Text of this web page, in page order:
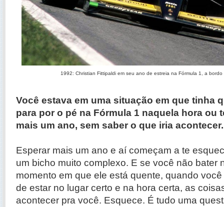
1992: Christian Fittipaldi em seu ano de estreia na Fórmula 1, a bordo
Você estava em uma situação em que tinha
para por o pé na Fórmula 1 naquela hora ou
mais um ano, sem saber o que iria
Esperar mais um ano e aí começam a te
um bicho muito complexo. E se você não bater
momento em que ele está quente, quando
de estar no lugar certo e na hora certa, as
acontecer pra você. Esquece. É tudo uma